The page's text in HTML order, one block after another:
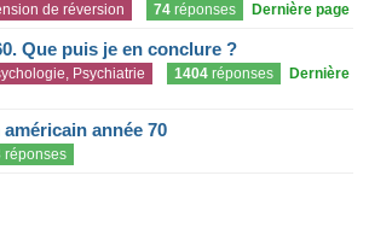
de réversion 74 réponses Dernière page
Que puis je en conclure ?
Psychiatrie 1404 réponses
Dernière
année 70
réponses